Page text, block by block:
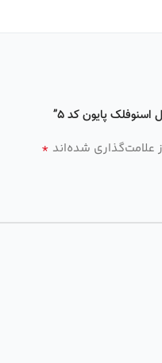
پایون کد 5”
علامت‌گذاری شده‌اند *